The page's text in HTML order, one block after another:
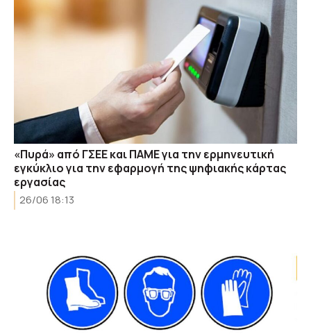
«Πυρά» από ΓΣΕΕ και ΠΑΜΕ για την ερμηνευτική
εγκύκλιο για την εφαρμογή της ψηφιακής κάρτας
εργασίας
26/06 18:13